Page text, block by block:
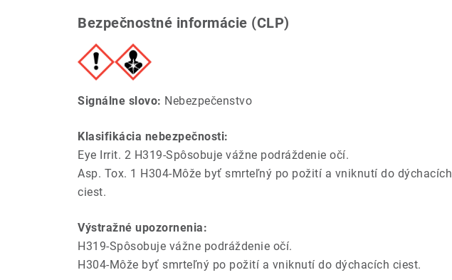
Bezpečnostné informácie (CLP)
Signálne slovo: Nebezpečenstvo
Klasifikácia nebezpečnosti:
Eye Irrit. 2 H319-Spôsobuje vážne podráždenie očí.
Asp. Tox. 1 H304-Môže byť smrteľný po požití a vniknutí do dýchacích
ciest.
Výstražné upozornenia:
H319-Spôsobuje vážne podráždenie očí.
H304-Môže byť smrteľný po požití a vniknutí do dýchacích ciest.